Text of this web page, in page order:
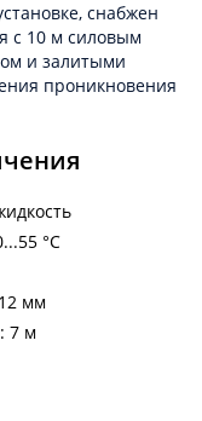
снабжен
с 10 м силовым
и залитыми
проникновения
°C
мм
7 м